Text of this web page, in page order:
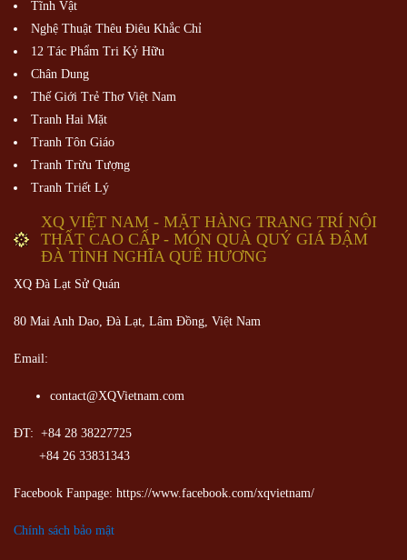
Tĩnh Vật
Nghệ Thuật Thêu Điêu Khắc Chỉ
12 Tác Phẩm Tri Kỷ Hữu
Chân Dung
Thế Giới Trẻ Thơ Việt Nam
Tranh Hai Mặt
Tranh Tôn Giáo
Tranh Trừu Tượng
Tranh Triết Lý
XQ VIỆT NAM - MẶT HÀNG TRANG TRÍ NỘI
THẤT CAO CẤP - MÓN QUÀ QUÝ GIÁ ĐẬM
ĐÀ TÌNH NGHĨA QUÊ HƯƠNG
XQ Đà Lạt Sử Quán
80 Mai Anh Dao, Đà Lạt, Lâm Đồng, Việt Nam
Email:
contact@XQVietnam.com
ĐT: +84 28 38227725
+84 26 33831343
Facebook Fanpage: https://www.facebook.com/xqvietnam/
Chính sách bảo mật